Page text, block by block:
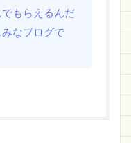
もらえるんだ
なブログで